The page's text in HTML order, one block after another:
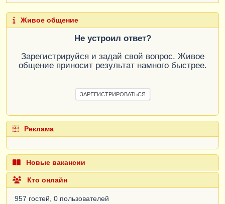
Живое общение
Не устроил ответ?
Зарегистрируйся и задай свой вопрос. Живое
общение приносит результат намного быстрее.
ЗАРЕГИСТРИРОВАТЬСЯ
Реклама
Новые вакансии
Кто онлайн
957 гостей, 0 пользователей